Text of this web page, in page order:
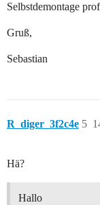
Selbstdemontage
Gruß,
Sebastian
R_diger_3f2c4e 5
Hä?
Hallo